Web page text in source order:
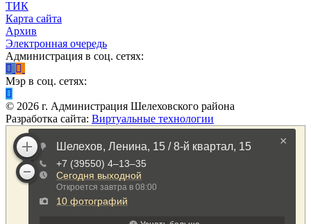
ТИК
Карта сайта
Архив
Электронная очередь
Администрация в соц. сетях:
Мэр в соц. сетях:
© 2026 г. Администрация Шелеховского района
Разработка сайта: Виртуальные технологии